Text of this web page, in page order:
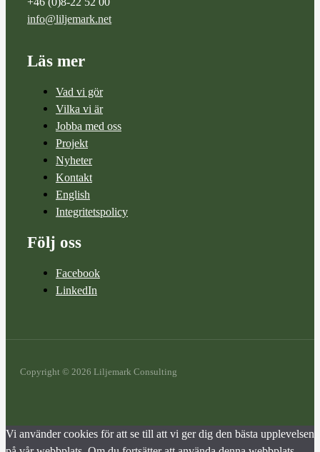
info@liljemark.net
Läs mer
Vad vi gör
Vilka vi är
Jobba med oss
Projekt
Nyheter
Kontakt
English
Integritetspolicy
Följ oss
Facebook
LinkedIn
Copyright © 2026 Liljemark Consulting
Vi använder cookies för att se till att vi ger dig den bästa upplevelsen